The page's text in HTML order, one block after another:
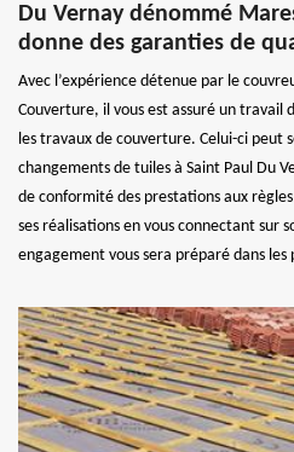
Du Vernay dénommé
donne des garanties de
Avec l’expérience détenue par le
Couverture, il vous est assuré un travail
les travaux de couverture. Celui-ci peut
changements de tuiles à Saint Paul Du
de conformité des prestations aux
ses réalisations en vous connectant sur
engagement vous sera préparé dans les